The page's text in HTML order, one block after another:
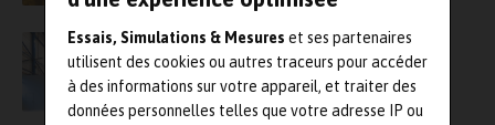
Essais, Simulations & Mesures et ses partenaires
utilisent des cookies ou autres traceurs pour accéder
à des informations sur votre appareil, et traiter des
données personnelles telles que votre adresse IP ou
Le LNE va inaugurer mi-mai le LE.IA, un
laboratoire consacré à l’évaluation de
l’intelligence artificielle